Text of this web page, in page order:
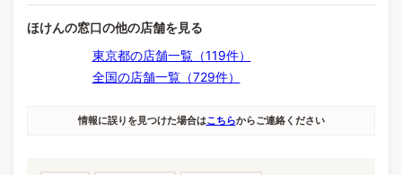
ほけんの窓口の他の店舗を見る
東京都の店舗一覧（119件）
全国の店舗一覧（729件）
情報に誤りを見つけた場合はこちらからご連絡ください